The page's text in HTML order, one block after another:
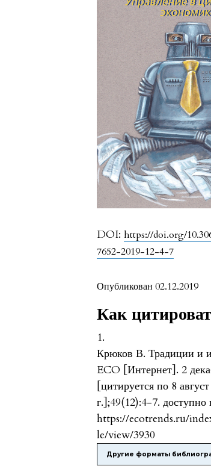
DOI:https://doi.org/
7652-2019-12-4-7
Опубликован 02.12.2019
Как
1.
Крюков В. Традиции и
ECO [Интернет]. 2
[цитируется по 8
г.];49(12):4-7. доступно
https://ecotrends.ru/
le/view/3930
Другие форматы